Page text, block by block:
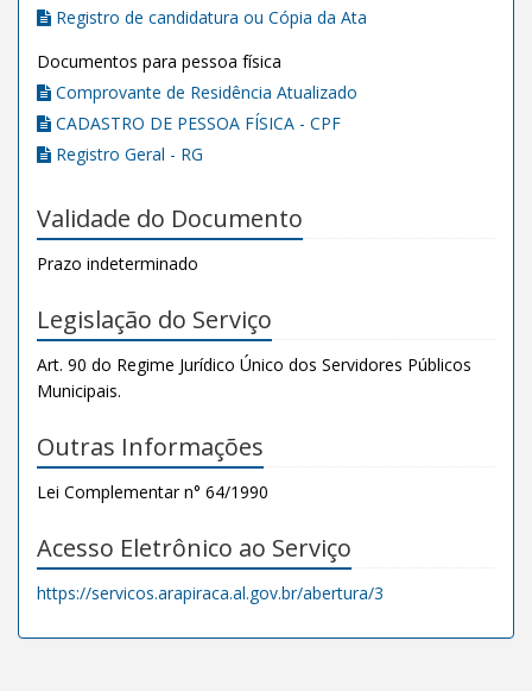
Registro de candidatura ou Cópia da Ata
Documentos para pessoa física
Comprovante de Residência Atualizado
CADASTRO DE PESSOA FÍSICA - CPF
Registro Geral - RG
Validade do Documento
Prazo indeterminado
Legislação do Serviço
Art. 90 do Regime Jurídico Único dos Servidores Públicos
Municipais.
Outras Informações
Lei Complementar n° 64/1990
Acesso Eletrônico ao Serviço
https://servicos.arapiraca.al.gov.br/abertura/3